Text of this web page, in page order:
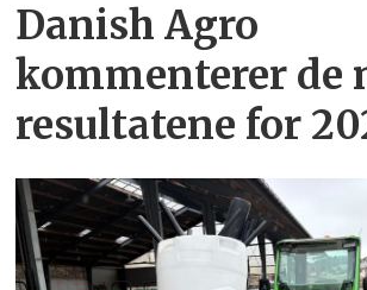
Danish Agro
kommenterer de
resultatene for